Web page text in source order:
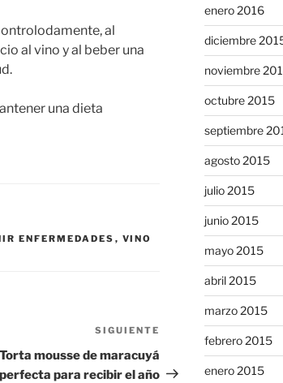
al
al vino y al beber una
una dieta
ENFERMEDADES , VINO
SIGUIENTE
Torta mousse de maracuyá
perfecta para recibir el año
enero 2016
diciembre
noviembre
octubre 2015
septiembre
agosto 2015
julio 2015
junio 2015
mayo 2015
abril 2015
marzo 2015
febrero 2015
enero 2015